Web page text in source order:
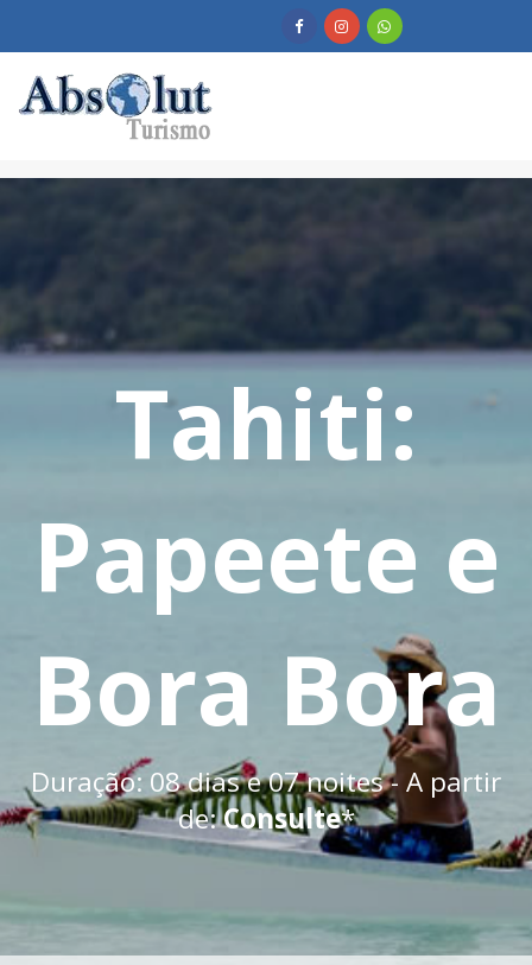
Tahiti:
Papeete e
Bora Bora
Duração: 08 dias e 07 noites - A partir
de:Consulte*